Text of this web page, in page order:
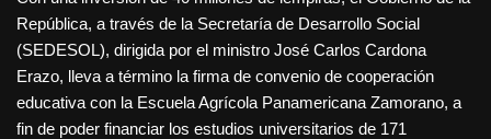
República, a través de la Secretaría de Desarrollo Social
(SEDESOL), dirigida por el ministro José Carlos Cardona
Erazo, lleva a término la firma de convenio de cooperación
educativa con la Escuela Agrícola Panamericana Zamorano, a
fin de poder financiar los estudios universitarios de 171